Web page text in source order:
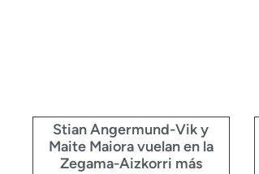
Stian Angermund-Vik y
Maite Maiora vuelan en la
Zegama-Aizkorri más